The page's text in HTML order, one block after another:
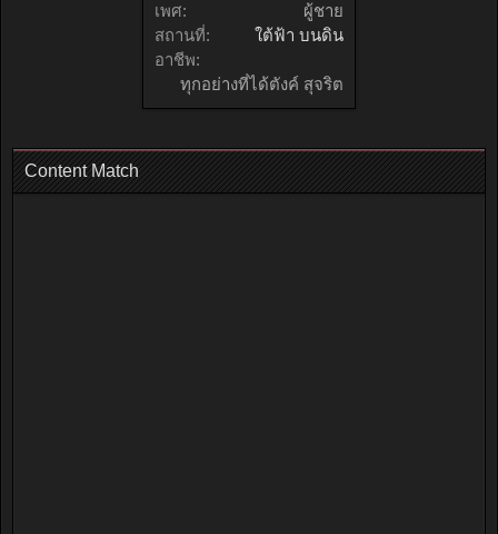
เพศ:
ผู้ชาย
สถานที่:
ใต้ฟ้า บนดิน
อาชีพ:
ทุกอย่างที่ได้ตังค์ สุจริต
Content Match